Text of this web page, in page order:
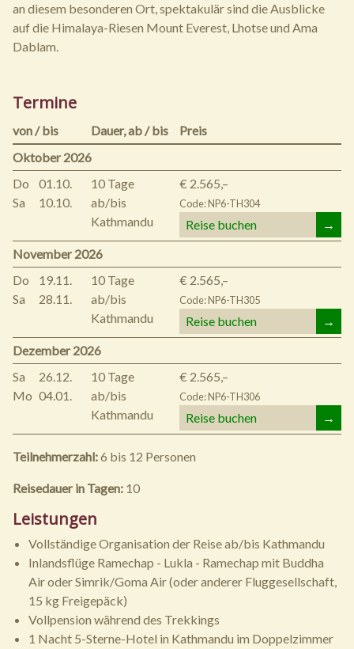
an diesem besonderen Ort, spektakulär sind die Ausblicke
auf die Himalaya-Riesen Mount Everest, Lhotse und Ama
Dablam.
Termine
von / bis Dauer,ab / bis
Preis
Oktober 2026
Do
Sa
01.10.
10.10.
10 Tage
ab/bis
Kathmandu
€ 2.565,–
Code: NP6-TH304
Reise buchen
→
November 2026
Do
Sa
19.11.
28.11.
10 Tage
ab/bis
Kathmandu
€ 2.565,–
Code: NP6-TH305
Reise buchen
→
Dezember 2026
Sa
Mo
26.12.
04.01.
10 Tage
ab/bis
Kathmandu
€ 2.565,–
Code: NP6-TH306
Reise buchen →
Teilnehmerzahl:6 bis 12 Personen
Reisedauer in Tagen: 10
Leistungen
Vollständige Organisation der Reise ab/bis Kathmandu
Inlandsflüge Ramechap - Lukla - Ramechap mit Buddha
Air oder Simrik/Goma Air (oder anderer Fluggesellschaft,
15 kg Freigepäck)
Vollpension während des Trekkings
1 Nacht 5-Sterne-Hotel in Kathmandu im Doppelzimmer